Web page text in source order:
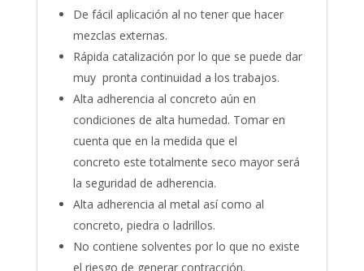
De fácil aplicación al no tener que hacer
mezclas externas.
Rápida catalización por lo que se puede dar
muy pronta continuidad a los trabajos.
Alta adherencia al concreto aún en
condiciones de alta humedad. Tomar en
cuenta que en la medida que el
concreto este totalmente seco mayor será
la seguridad de adherencia.
Alta adherencia al metal así como al
concreto, piedra o ladrillos.
No contiene solventes por lo que no existe
el riesgo de generar contracción.